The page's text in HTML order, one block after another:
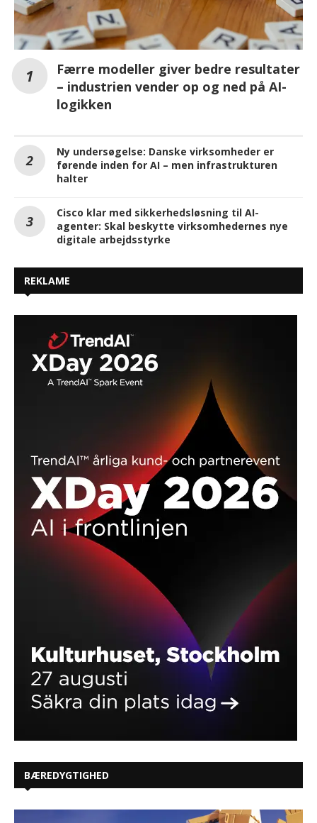
Færre modeller giver bedre resultater
– industrien vender op og ned på AI-
logikken
Ny undersøgelse: Danske virksomheder er
førende inden for AI – men infrastrukturen
halter
Cisco klar med sikkerhedsløsning til AI-
agenter: Skal beskytte virksomhedernes nye
digitale arbejdsstyrke
REKLAME
BÆREDYGTIGHED